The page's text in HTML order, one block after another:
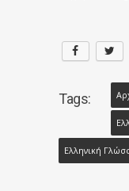
Tags:
Ελληνική